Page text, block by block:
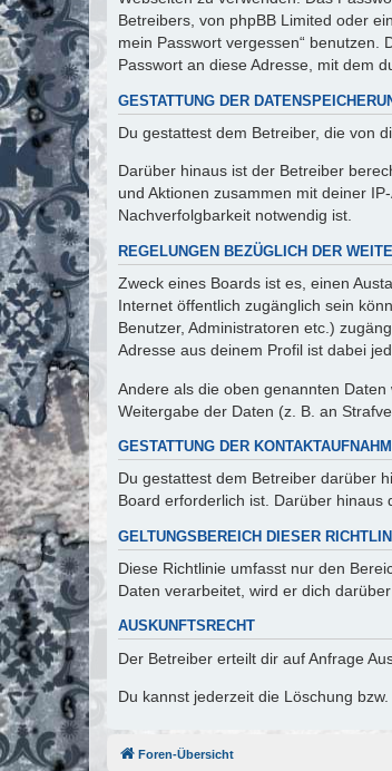
Betreibers, von phpBB Limited oder
mein Passwort vergessen“
Passwort an diese Adresse, mit dem
GESTATTUNG DER
Du gestattest dem Betreiber, die von
Darüber hinaus ist der Betreiber
und Aktionen zusammen mit deiner
Nachverfolgbarkeit notwendig ist.
REGELUNGEN BEZÜGLICH DER
Zweck eines Boards ist es, einen
Internet öffentlich zugänglich sein
Benutzer, Administratoren etc.)
Adresse aus deinem Profil ist dabei
Andere als die oben genannten
Weitergabe der Daten (z. B. an
GESTATTUNG DER
Du gestattest dem Betreiber darüber
Board erforderlich ist. Darüber
GELTUNGSBEREICH DIESER
Diese Richtlinie umfasst nur den
Daten verarbeitet, wird er dich
AUSKUNFTSRECHT
Der Betreiber erteilt dir auf Anfrage
Du kannst jederzeit die Löschung
Foren-Übersicht